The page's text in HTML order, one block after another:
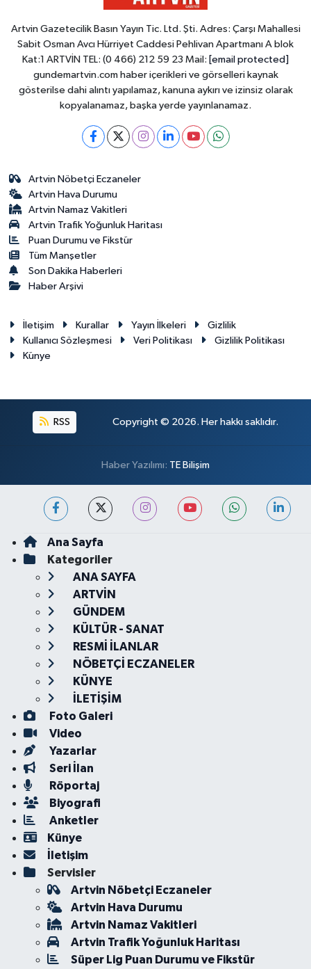
Artvin Gazetecilik Basın Yayın Tic. Ltd. Şti. Adres: Çarşı Mahallesi
Sabit Osman Avcı Hürriyet Caddesi Pehlivan Apartmanı A blok
Kat:1 ARTVİN TEL: (0 466) 212 59 23 Mail: [email protected]
gundemartvin.com haber içerikleri ve görselleri kaynak
gösterilse dahi alıntı yapılamaz, kanuna aykırı ve izinsiz olarak
kopyalanamaz, başka yerde yayınlanamaz.
Artvin Nöbetçi Eczaneler
Artvin Hava Durumu
Artvin Namaz Vakitleri
Artvin Trafik Yoğunluk Haritası
Puan Durumu ve Fikstür
Tüm Manşetler
Son Dakika Haberleri
Haber Arşivi
İletişim Kurallar Yayın İlkeleri
Gizlilik
Kullanıcı Sözleşmesi
Veri Politikası
Gizlilik Politikası
Künye
RSS Copyright © 2026. Her hakkı saklıdır.
Haber Yazılımı: TE Bilişim
Ana Sayfa
Kategoriler
ANA SAYFA
ARTVİN
GÜNDEM
KÜLTÜR - SANAT
RESMİ İLANLAR
NÖBETÇİ ECZANELER
KÜNYE
İLETİŞİM
Foto Galeri
Video
Yazarlar
Seri İlan
Röportaj
Biyografi
Anketler
Künye
İletişim
Servisler
Artvin Nöbetçi Eczaneler
Artvin Hava Durumu
Artvin Namaz Vakitleri
Artvin Trafik Yoğunluk Haritası
Süper Lig Puan Durumu ve Fikstür